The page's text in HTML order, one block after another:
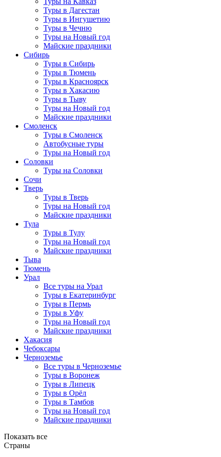
Туры в Дагестан
Туры в Ингушетию
Туры в Чечню
Туры на Новый год
Майские праздники
Сибирь
Туры в Сибирь
Туры в Тюмень
Туры в Красноярск
Туры в Хакасию
Туры в Тыву
Туры на Новый год
Майские праздники
Смоленск
Туры в Смоленск
Автобусные туры
Туры на Новый год
Соловки
Туры на Соловки
Сочи
Тверь
Туры в Тверь
Туры на Новый год
Майские праздники
Тула
Туры в Тулу
Туры на Новый год
Майские праздники
Тыва
Тюмень
Урал
Все туры на Урал
Туры в Екатеринбург
Туры в Пермь
Туры в Уфу
Туры на Новый год
Майские праздники
Хакасия
Чебоксары
Черноземье
Все туры в Черноземье
Туры в Воронеж
Туры в Липецк
Туры в Орёл
Туры в Тамбов
Туры на Новый год
Майские праздники
Показать все
Страны